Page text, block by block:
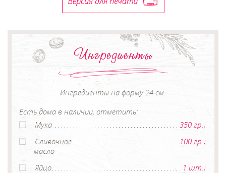
Ингредиенты
Ингредиенты на форму 24 см.
Есть дома в наличии, отметить:
Мука
350 гр.;
Сливочное
масло
100 гр.;
Яйцо
1 шт.;